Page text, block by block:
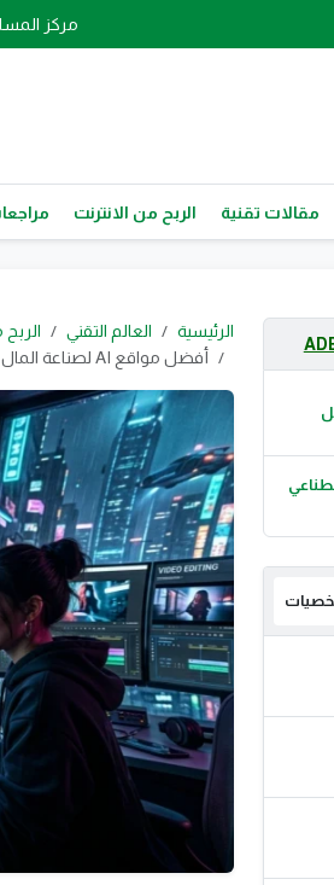
مركز
مقالات تقنية الربح من الانترنت
الرئيسية العالم التقني
أفضل مواقع AI لصناعة المال يوميًا في 2026 | دليلك الشامل للربح بالذكاء الاصطناعي